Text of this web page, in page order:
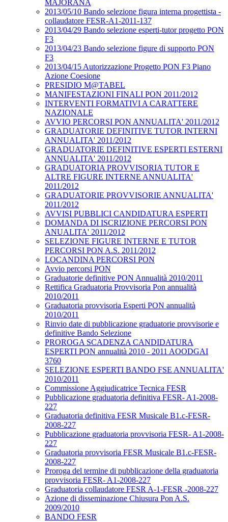
MAJORANA
2013/05/10 Bando selezione figura interna progettista -
collaudatore FESR-A1-2011-137
2013/04/29 Bando selezione esperti-tutor progetto PON
F3
2013/04/23 Bando selezione figure di supporto PON
F3
2013/04/15 Autorizzazione Progetto PON F3 Piano
Azione Coesione
PRESIDIO M@TABEL
MANIFESTAZIONI FINALI PON 2011/2012
INTERVENTI FORMATIVI A CARATTERE
NAZIONALE
AVVIO PERCORSI PON ANNUALITA' 2011/2012
GRADUATORIE DEFINITIVE TUTOR INTERNI
ANNUALITA' 2011/2012
GRADUATORIE DEFINITIVE ESPERTI ESTERNI
ANNUALITA' 2011/2012
GRADUATORIA PROVVISORIA TUTOR E
ALTRE FIGURE INTERNE ANNUALITA'
2011/2012
GRADUATORIE PROVVISORIE ANNUALITA'
2011/2012
AVVISI PUBBLICI CANDIDATURA ESPERTI
DOMANDA DI ISCRIZIONE PERCORSI PON
ANUALITA' 2011/2012
SELEZIONE FIGURE INTERNE E TUTOR
PERCORSI PON A.S. 2011/2012
LOCANDINA PERCORSI PON
Avvio percorsi PON
Graduatorie definitive PON Annualità 2010/2011
Rettifica Graduatoria Provvisoria Pon annualità
2010/2011
Graduatoria provvisoria Esperti PON annualità
2010/2011
Rinvio date di pubblicazione graduatorie provvisorie e
definitive Bando Selezione
PROROGA SCADENZA CANDIDATURA
ESPERTI PON annualità 2010 - 2011 AOODGAI
3760
SELEZIONE ESPERTI BANDO FSE ANNUALITA'
2010/2011
Commissione Aggiudicatrice Tecnica FESR
Pubblicazione graduatoria definitiva FESR- A1-2008-
227
Graduatoria definitiva FESR Musicale B1.c-FESR-
2008-227
Pubblicazione graduatoria provvisoria FESR- A1-2008-
227
Graduatoria provvisoria FESR Musicale B1.c-FESR-
2008-227
Proroga del termine di pubblicazione della graduatoria
provvisoria FESR- A1-2008-227
Graduatoria collaudatore FESR A-1-FESR -2008-227
Azione di disseminazione Chiusura Pon A.S.
2009/2010
BANDO FESR